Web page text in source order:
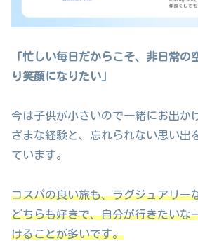
「忙しい毎日だからこそ、非日常の
り笑顔になりたい」
今は子供が小さいので一緒にお出か
ざまな経験と、忘れられない思い出
ています。
コスパの良い旅も、ラグジュアリー
どちらも好きで、自分が行きたいな
けることが多いです。